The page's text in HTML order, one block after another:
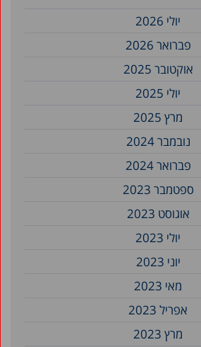
יולי 2026
פברואר 2026
אוקטובר 2025
יולי 2025
מרץ 2025
נובמבר 2024
פברואר 2024
ספטמבר 2023
אוגוסט 2023
יולי 2023
יוני 2023
מאי 2023
אפריל 2023
מרץ 2023